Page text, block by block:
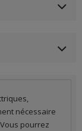
nécessaire
pourrez